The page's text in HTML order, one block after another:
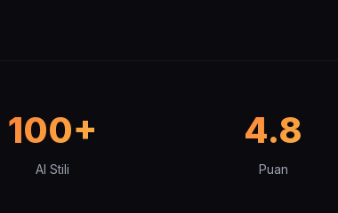
100+
AI Stili
4.8
Puan